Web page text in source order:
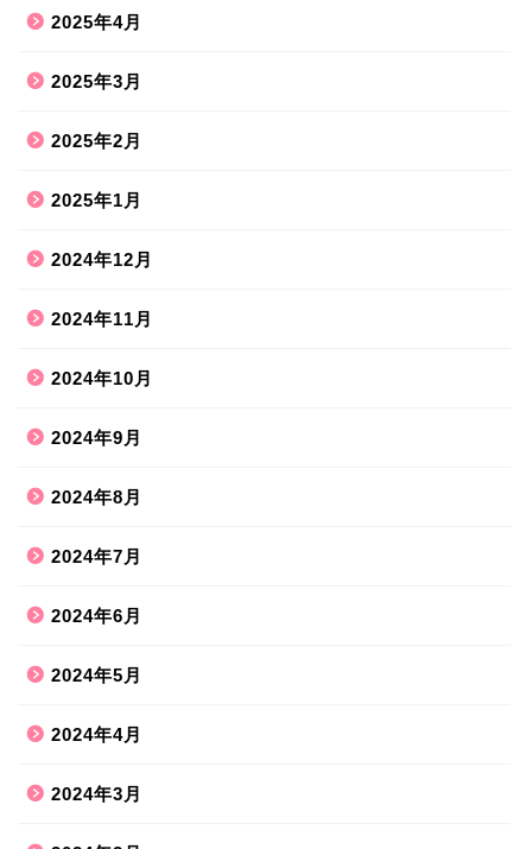
2025年4月
2025年3月
2025年2月
2025年1月
2024年12月
2024年11月
2024年10月
2024年9月
2024年8月
2024年7月
2024年6月
2024年5月
2024年4月
2024年3月